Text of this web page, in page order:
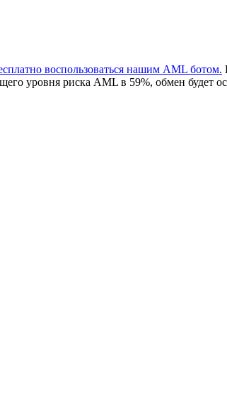
воспользоваться нашим AML ботом.
уровня риска AML в 59%, обмен будет